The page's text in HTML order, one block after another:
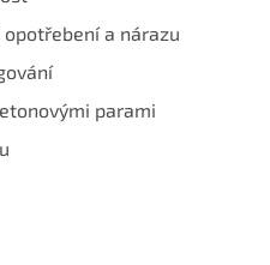
a nárazu
parami